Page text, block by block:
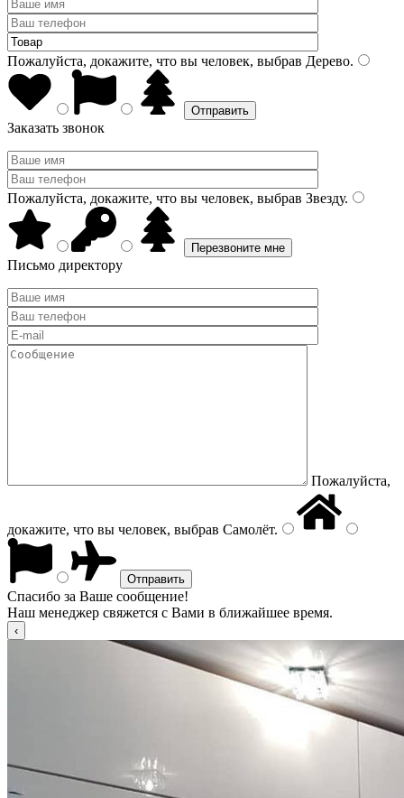
Пожалуйста, докажите, что вы человек, выбрав Дерево.
Заказать звонок
Пожалуйста, докажите, что вы человек, выбрав Звезду.
Письмо директору
Пожалуйста,
докажите, что вы человек, выбрав Самолёт.
Спасибо за Ваше сообщение!
Наш менеджер свяжется с Вами в ближайшее время.